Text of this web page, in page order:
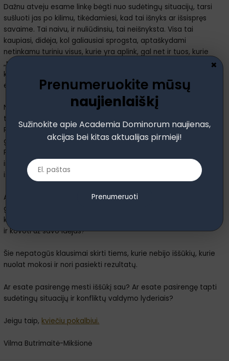
Dažnu atveju esame linkę bėgti nuo sudėtingų situacijų, tarsi
sušluoti jas po kilimu, tikėdamiesi, kad tai išnyks ar išsispręs
savaime. Tai naivu, ir nuliūdinsiu, tai neišnyksta. Visa tai
kaupiasi, didėja, kol galiausiai sprogsta, aptaškydami
netinkamu turiniu visus, kurie yra aplink, gal net ir tuos, kurie
„ne prie ko“, taip sukeliant dar didesnę žalą ne tik sau, bet ir
kenkiant organizacijai. Ir tada jau tenka gesinti gaisrą,
eikvojant papildomus resursus, kurių ne visada ir turime.
Nereikia, o net ir nebūtų protinga, bandyti išmokti tapti
taikdariais, kurie visada nusileidžia ir viską atleidžia. Ne.
Rekomenduojama išmokti taptikonfliktų strategais,
gebančiais naudoti šią energiją savo ir organizacijos labui.
Protinga analizuoti ne tik konfliktų priežastis ir pasekmes, bet
ir atpažinti manipuliacijos požymius, atsakyti į agresiją ir
išlaikyti savo pozicijas.
Ar gebate ne tik valdyti savo emocijas, bet ir naudoti jas kaip
galingą įrankį? Ar gebate ne tik klausytis, bet ir išgirsti, ne tik
kalbėti, bet ir įtikinti? Ar mokate rasti ne tik kompromisus, bet
ir kovoti už savo idėjas?
Šie nepatogūs klausimai skirti tiems, kurie nebijo iššūkių, kurie
nuolat mokosi ir nori pasiekti rezultatų.
Ar esate pasirengę mesti iššūkį sau? Ar esate pasirengę tapti
sudėtingų situacijų ir konfliktų valdymo lyderiais?
Jeigu taip, kviečiu pokalbiui.
Vilma Butrimaitė-Mikšionė
Prenumeruokite mūsų
naujienlaiškį
Sužinokite apie Academia Dominorum naujienas,
akcijas bei kitas aktualijas pirmieji!
Prenumeruoti
×